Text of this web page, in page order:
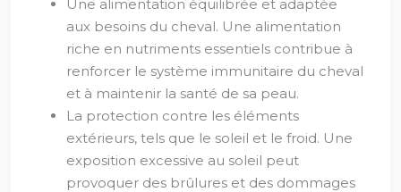
Une alimentation équilibrée et adaptée
aux besoins du cheval. Une alimentation
riche en nutriments essentiels contribue à
renforcer le système immunitaire du cheval
et à maintenir la santé de sa peau.
La protection contre les éléments
extérieurs, tels que le soleil et le froid. Une
exposition excessive au soleil peut
provoquer des brûlures et des dommages